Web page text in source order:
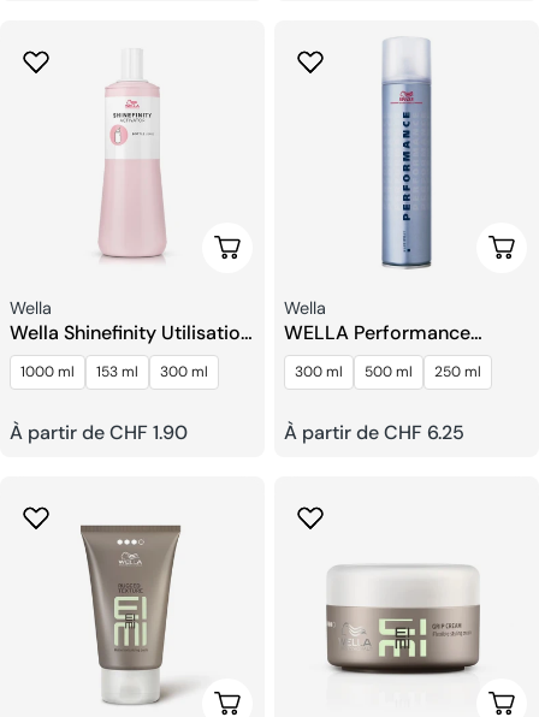
Choisissez Les Options
Fournisseur:
Wella
Wella Shinefinity Utilisation
De La Bouteille
D'activateur
1000 ml 153 ml 300 ml
Prix
À partir de CHF 1.90
Fournisseur:
Wella
WELLA Performance
Laque Pour Cheveux
300 ml 500 ml 250 ml
Prix
À partir de CHF 6.25
Choisissez Les Options